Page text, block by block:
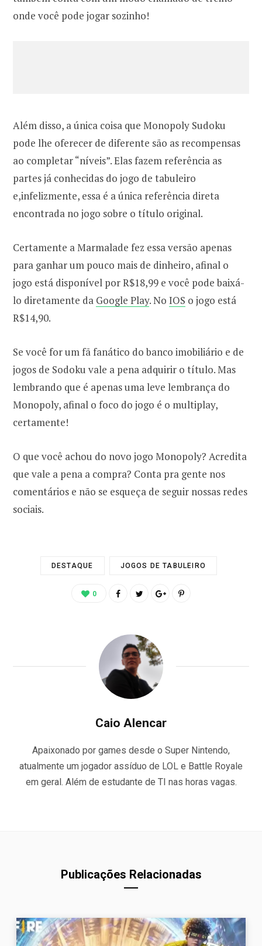
onde você pode jogar sozinho!
Além disso, a única coisa que Monopoly Sudoku
pode lhe oferecer de diferente são as recompensas
ao completar “níveis”. Elas fazem referência as
partes já conhecidas do jogo de tabuleiro
e,infelizmente, essa é a única referência direta
encontrada no jogo sobre o título original.
Certamente a Marmalade fez essa versão apenas
para ganhar um pouco mais de dinheiro, afinal o
jogo está disponível por R$18,99 e você pode baixá-
lo diretamente da Google Play. No IOS o jogo está
R$14,90.
Se você for um fã fanático do banco imobiliário e de
jogos de Sodoku vale a pena adquirir o título. Mas
lembrando que é apenas uma leve lembrança do
Monopoly, afinal o foco do jogo é o multiplay,
certamente!
O que você achou do novo jogo Monopoly? Acredita
que vale a pena a compra? Conta pra gente nos
comentários e não se esqueça de seguir nossas redes
sociais.
DESTAQUE JOGOS DE TABULEIRO
0
Caio Alencar
Apaixonado por games desde o Super Nintendo,
atualmente um jogador assíduo de LOL e Battle Royale
em geral. Além de estudante de TI nas horas vagas.
Publicações Relacionadas